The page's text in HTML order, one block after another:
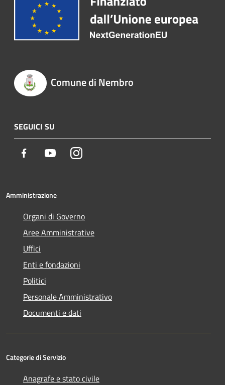
Comune di Nembro
SEGUICI SU
Facebook YoutubeInstagram
Amministrazione
Organi di Governo
Aree Amministrative
Uffici
Enti e fondazioni
Politici
Personale Amministrativo
Documenti e dati
Categorie di Servizio
Anagrafe e stato civile